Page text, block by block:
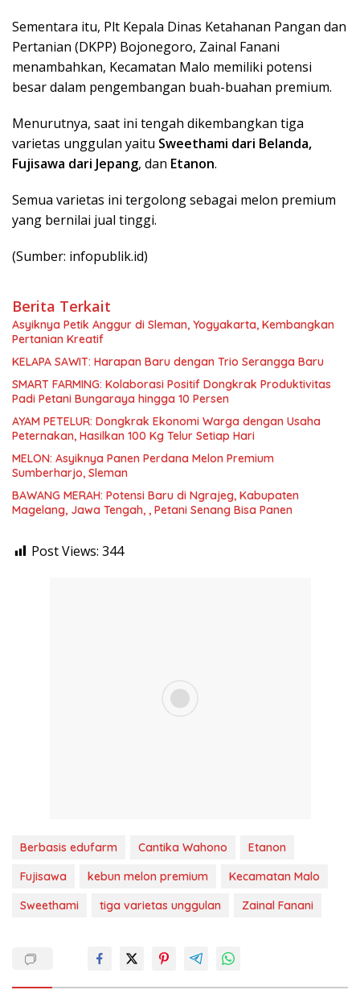
Sementara itu, Plt Kepala Dinas Ketahanan Pangan dan
Pertanian (DKPP) Bojonegoro, Zainal Fanani
menambahkan, Kecamatan Malo memiliki potensi
besar dalam pengembangan buah-buahan premium.
Menurutnya, saat ini tengah dikembangkan tiga
varietas unggulan yaitu Sweethami dari Belanda,
Fujisawa dari Jepang, dan Etanon.
Semua varietas ini tergolong sebagai melon premium
yang bernilai jual tinggi.
(Sumber: infopublik.id)
Berita Terkait
Asyiknya Petik Anggur di Sleman, Yogyakarta, Kembangkan
Pertanian Kreatif
KELAPA SAWIT: Harapan Baru dengan Trio Serangga Baru
SMART FARMING: Kolaborasi Positif Dongkrak Produktivitas
Padi Petani Bungaraya hingga 10 Persen
AYAM PETELUR: Dongkrak Ekonomi Warga dengan Usaha
Peternakan, Hasilkan 100 Kg Telur Setiap Hari
MELON: Asyiknya Panen Perdana Melon Premium
Sumberharjo, Sleman
BAWANG MERAH: Potensi Baru di Ngrajeg, Kabupaten
Magelang, Jawa Tengah, , Petani Senang Bisa Panen
Post Views: 344
Berbasis edufarm Cantika Wahono
Etanon
Fujisawa
kebun melon premium
Kecamatan Malo
Sweethami
tiga varietas unggulan Zainal Fanani